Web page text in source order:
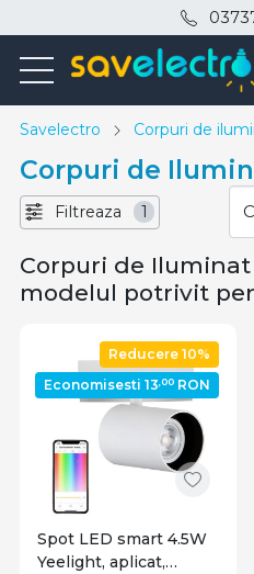
Savelectro Corpuri de
Corpuri de
Filtreaza 1
Corpuri de
modelul potrivit
Reducere 10%
Economisesti 13,00 RON
Spot LED smart 4.5W
Yeelight, aplicat,